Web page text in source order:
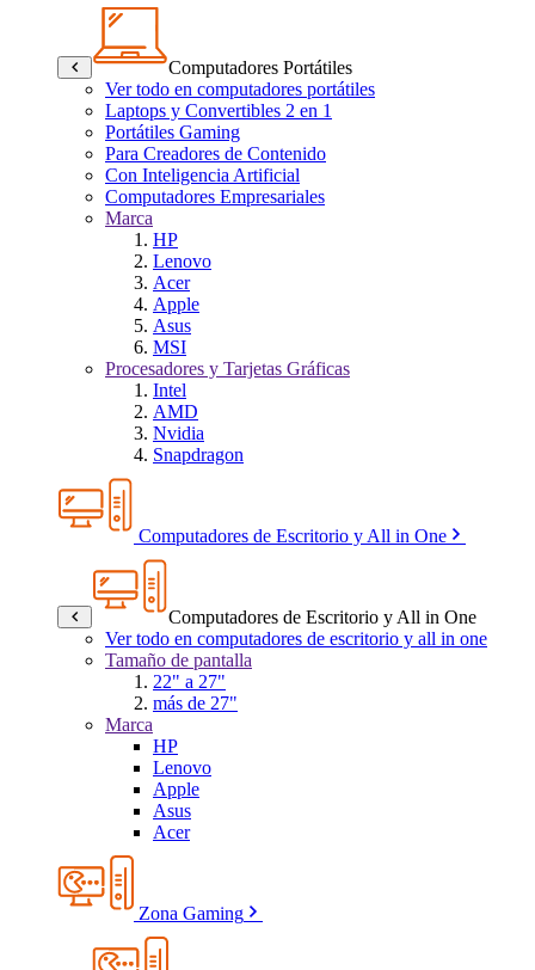
Computadores Portátiles
Ver todo en computadores portátiles
Laptops y Convertibles 2 en 1
Portátiles Gaming
Para Creadores de Contenido
Con Inteligencia Artificial
Computadores Empresariales
Marca
HP
Lenovo
Acer
Apple
Asus
MSI
Procesadores y Tarjetas Gráficas
Intel
AMD
Nvidia
Snapdragon
Computadores de Escritorio y All in One
Computadores de Escritorio y All in One
Ver todo en computadores de escritorio y all in one
Tamaño de pantalla
22" a 27"
más de 27"
Marca
HP
Lenovo
Apple
Asus
Acer
Zona Gaming